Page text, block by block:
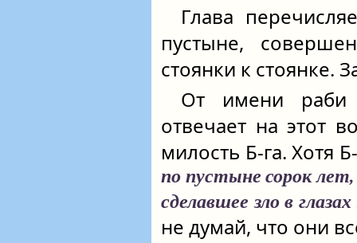
Глава
пустыне,
стоянки к стоянке.
От имени
отвечает на этот
милость Б‑га. Хотя
по пустыне сорок лет,
сделавшее зло в
не думай, что они